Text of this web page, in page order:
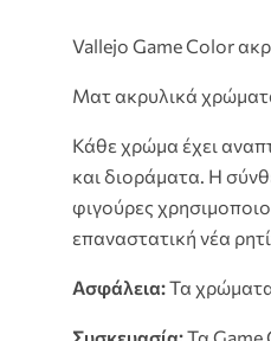
Vallejo Game Color
Ματ ακρυλικά
Κάθε χρώμα έχει
και διοράματα. Η
φιγούρες
επαναστατική νέα
Ασφάλεια:Τα χρώματα
Συσκευασία:Τα Game